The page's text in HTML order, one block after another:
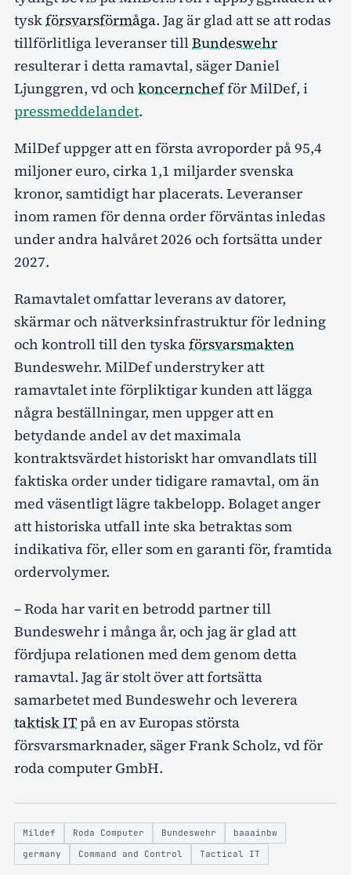
tyskförsvarsförmåga. Jag är glad att se att rodas
tillförlitliga leveranser tillBundeswehr
resulterar i detta ramavtal, säger Daniel
Ljunggren, vd och koncernchefför MilDef, i
pressmeddelandet.
MilDef uppger att en första avroporder på 95,4
miljoner euro, cirka 1,1 miljarder svenska
kronor, samtidigt har placerats. Leveranser
inom ramen för denna order förväntas inledas
under andra halvåret 2026 och fortsätta under
2027.
Ramavtalet omfattar leverans av datorer,
skärmar och nätverksinfrastruktur för ledning
och kontroll till den tyskaförsvarsmakten
Bundeswehr. MilDef understryker att
ramavtalet inte förpliktigar kunden att lägga
några beställningar, men uppger att en
betydande andel av det maximala
kontraktsvärdet historiskt har omvandlats till
faktiska order under tidigare ramavtal, om än
med väsentligt lägre takbelopp. Bolaget anger
att historiska utfall inte ska betraktas som
indikativa för, eller som en garanti för, framtida
ordervolymer.
– Roda har varit en betrodd partner till
Bundeswehr i många år, och jag är glad att
fördjupa relationen med dem genom detta
ramavtal. Jag är stolt över att fortsätta
samarbetet med Bundeswehr och leverera
taktisk ITpå en av Europas största
försvarsmarknader, säger Frank Scholz, vd för
roda computer GmbH.
Mildef Roda Computer Bundeswehr
baaainbw
germany
Command and Control Tactical IT